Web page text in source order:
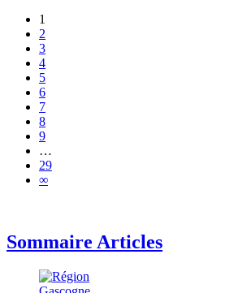
1
2
3
4
5
6
7
8
9
…
29
∞
Sommaire Articles